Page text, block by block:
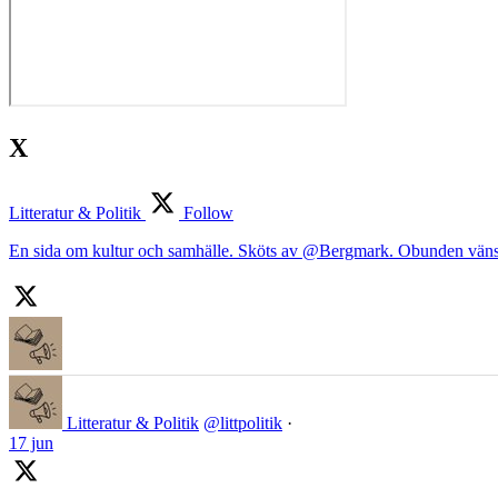
X
Litteratur & Politik
Follow
En sida om kultur och samhälle. Sköts av @Bergmark. Obunden
Litteratur & Politik @littpolitik ·
17 jun